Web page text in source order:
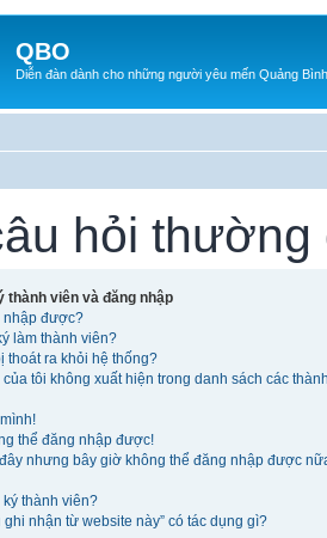
QBO
Diễn đàn dành cho những người yêu mến Quảng Bình
hỏi thường
thành viên và đăng nhập
nhập được?
làm thành viên?
thoát ra khỏi hệ thống?
tôi không xuất hiện trong danh sách các
thể đăng nhập được!
nhưng bây giờ không thể đăng nhập được
thành viên?
ghi nhận từ website này” có tác dụng gì?